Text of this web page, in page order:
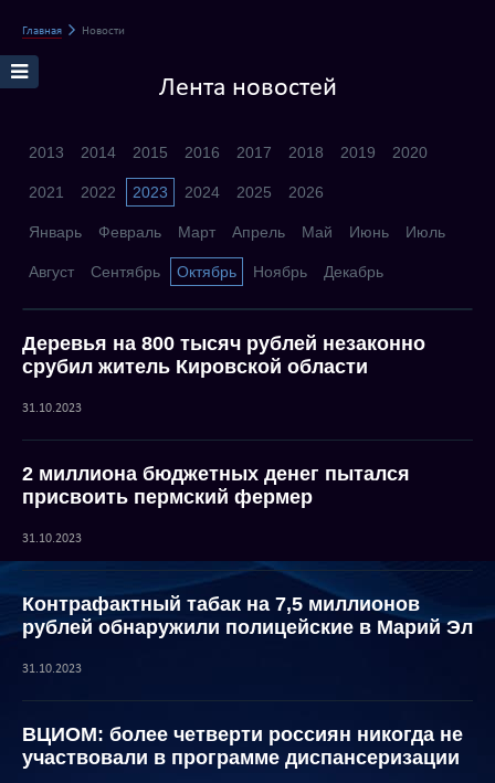
Главная Новости
Лента новостей
2013 2014 2015 2016 2017 2018 2019 2020
2021 2022 2023 2024 2025 2026
Январь Февраль Март Апрель Май Июнь Июль
Август Сентябрь Октябрь Ноябрь Декабрь
Деревья на 800 тысяч рублей незаконно
срубил житель Кировской области
31.10.2023
2 миллиона бюджетных денег пытался
присвоить пермский фермер
31.10.2023
Контрафактный табак на 7,5 миллионов
рублей обнаружили полицейские в Марий Эл
31.10.2023
ВЦИОМ: более четверти россиян никогда не
участвовали в программе диспансеризации